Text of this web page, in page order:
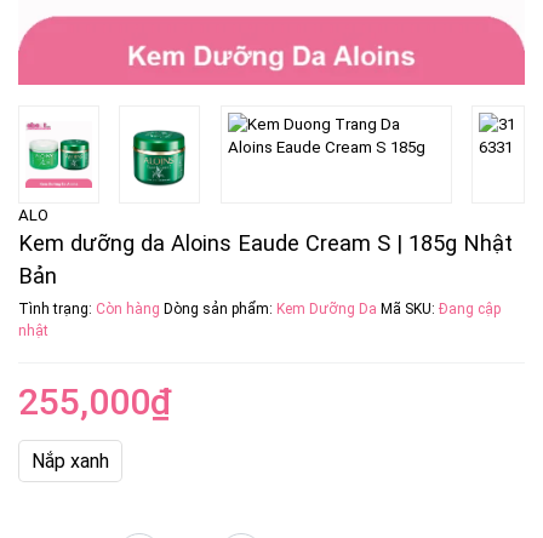
ALO
Kem dưỡng da Aloins Eaude Cream S | 185g Nhật
Bản
Tình trạng: Còn hàng Dòng sản phẩm: Kem Dưỡng Da Mã SKU: Đang cập
nhật
255,000₫
Nắp xanh